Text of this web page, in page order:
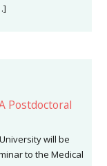
Postdoctoral
will be
to the Medical